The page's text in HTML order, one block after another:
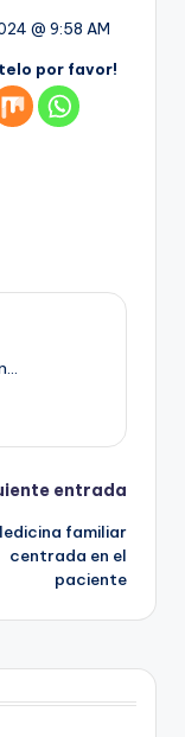
@ 9:58 AM
por favor!
entrada
familiar
centrada en el
paciente